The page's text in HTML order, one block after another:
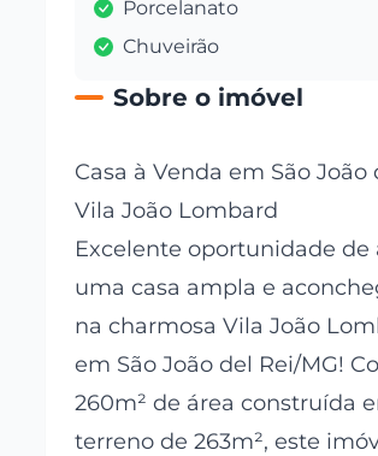
Porcelanato
Chuveirão
Sobre o imóvel
Casa à Venda em São João
Vila João Lombard
Excelente oportunidade de
uma casa ampla e
na charmosa Vila João
em São João del Rei/MG!
260m² de área construída
terreno de 263m², este